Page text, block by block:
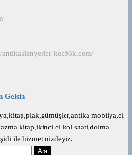
kec96k.com/
Gelsin
mobilya,el
kitap,ikinci el kol saati,dolma
ile hizmetinizdeyiz.